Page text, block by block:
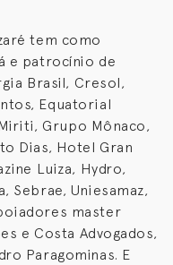
tem como
e patrocínio de
Brasil, Cresol,
Equatorial
Grupo Mônaco,
Dias, Hotel Gran
Luiza, Hydro,
Sebrae, Uniesamaz,
master
e Costa Advogados,
Paragominas. E